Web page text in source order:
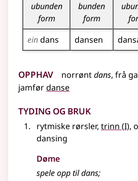
ubunden
form
bunden
form
eindans dansen
Opphav norrøntdans, frå
jamførdanse
Tyding og bruk
rytmiske rørsler, trinn (1
I),
dansing
Døme
spele opp til dans;